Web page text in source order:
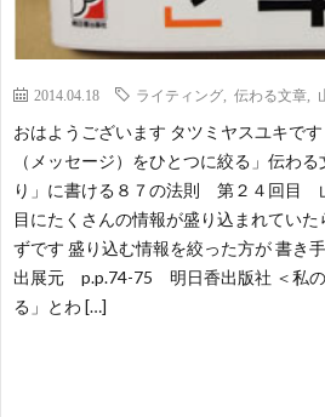
2014.04.18 ライティング 伝わる文章
おはようございます タツミヤスユキで
（メッセージ）をひとつに絞る」伝わ
り」に書ける８７の法則 第２４回
目にたくさんの情報が盛り込まれてい
ずです 盛り込む情報を絞った方が 書き
出展元 p.p.74-75 明日香出版社 ＜私の
る」とわ […]